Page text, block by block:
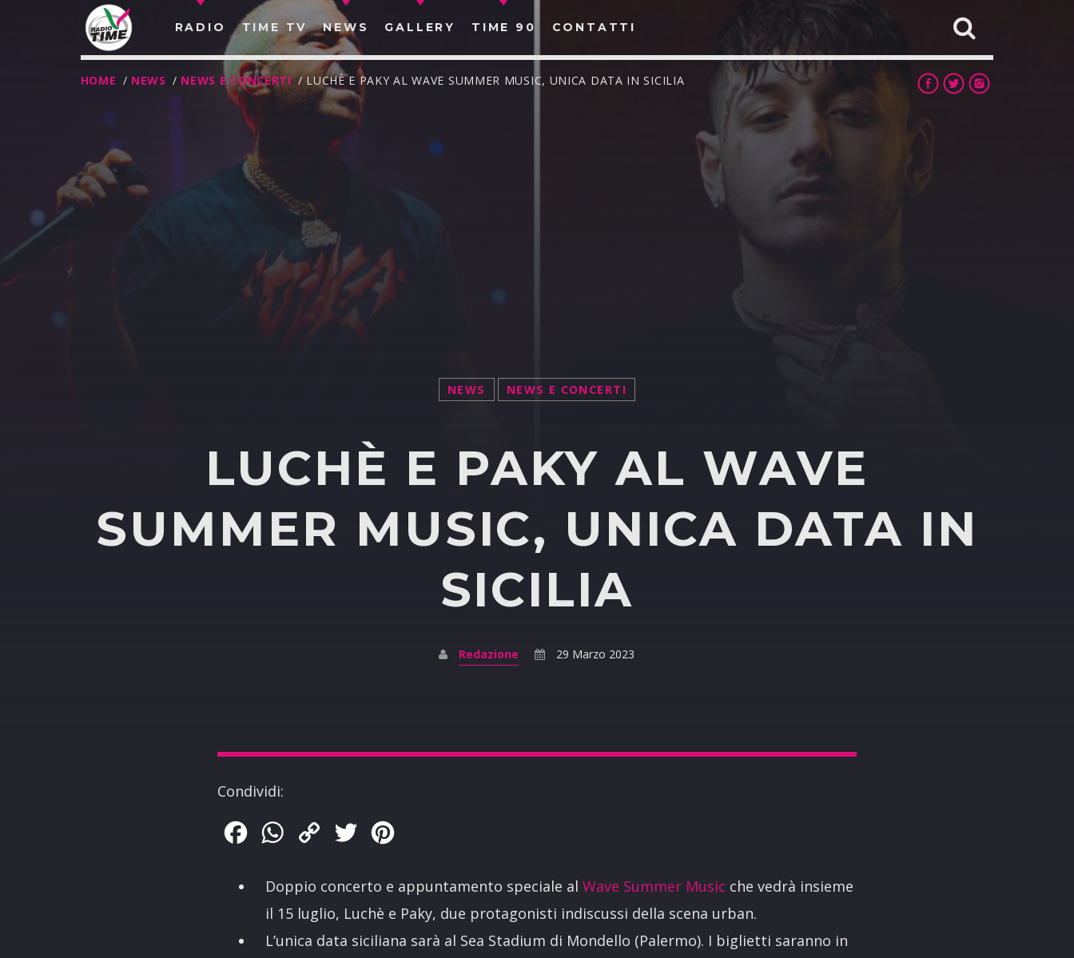
RADIO TIME TV NEWS GALLERY TIME 90 CONTATTI
HOME / NEWS / NEWS E CONCERTI / LUCHÈ E PAKY AL WAVE SUMMER MUSIC, UNICA DATA IN SICILIA
NEWS NEWS E CONCERTI
LUCHÈ E PAKY AL WAVE
SUMMER MUSIC, UNICA DATA IN
SICILIA
Redazione 29 Marzo 2023
Condividi:
FacebookWhatsApp
Copy
Twitter
Doppio concerto e appuntamento speciale alWave Summer Music che vedrà insieme
il 15 luglio, Luchè e Paky, due protagonisti indiscussi della scena urban.
L’unica data siciliana sarà al Sea Stadium di Mondello (Palermo). I biglietti saranno in